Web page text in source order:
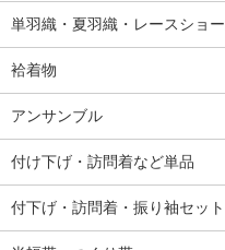
単羽織・夏羽織・レースショ
袷着物
アンサンブル
付け下げ・訪問着など単品
付下げ・訪問着・振り袖セット